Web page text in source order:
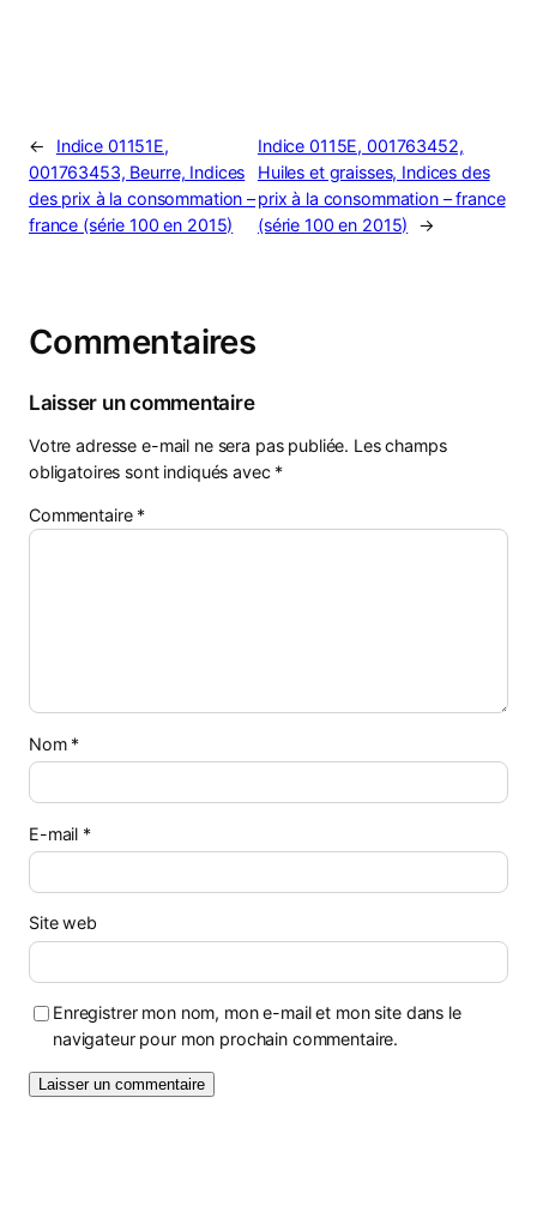
←
Indice 01151E,
001763453, Beurre, Indices
des prix à la consommation –
france (série 100 en 2015)
Indice 0115E, 001763452,
Huiles et graisses, Indices des
prix à la consommation – france
(série 100 en 2015)
→
Commentaires
Laisser un commentaire
Votre adresse e-mail ne sera pas publiée. Les champs
obligatoires sont indiqués avec *
Commentaire *
Nom *
E-mail *
Site web
Enregistrer mon nom, mon e-mail et mon site dans le
navigateur pour mon prochain commentaire.